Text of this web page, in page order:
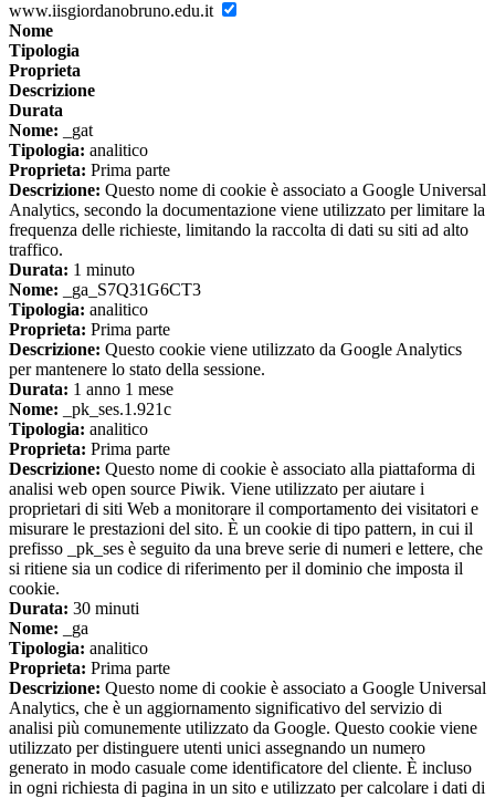
www.iisgiordanobruno.edu.it
Nome
Tipologia
Proprieta
Descrizione
Durata
Nome: _gat
Tipologia: analitico
Proprieta: Prima parte
Descrizione: Questo nome di cookie è associato a Google Universal
Analytics, secondo la documentazione viene utilizzato per limitare la
frequenza delle richieste, limitando la raccolta di dati su siti ad alto
traffico.
Durata: 1 minuto
Nome: _ga_S7Q31G6CT3
Tipologia: analitico
Proprieta: Prima parte
Descrizione: Questo cookie viene utilizzato da Google Analytics
per mantenere lo stato della sessione.
Durata: 1 anno 1 mese
Nome: _pk_ses.1.921c
Tipologia: analitico
Proprieta: Prima parte
Descrizione: Questo nome di cookie è associato alla piattaforma di
analisi web open source Piwik. Viene utilizzato per aiutare i
proprietari di siti Web a monitorare il comportamento dei visitatori e
misurare le prestazioni del sito. È un cookie di tipo pattern, in cui il
prefisso _pk_ses è seguito da una breve serie di numeri e lettere, che
si ritiene sia un codice di riferimento per il dominio che imposta il
cookie.
Durata: 30 minuti
Nome: _ga
Tipologia: analitico
Proprieta: Prima parte
Descrizione: Questo nome di cookie è associato a Google Universal
Analytics, che è un aggiornamento significativo del servizio di
analisi più comunemente utilizzato da Google. Questo cookie viene
utilizzato per distinguere utenti unici assegnando un numero
generato in modo casuale come identificatore del cliente. È incluso
in ogni richiesta di pagina in un sito e utilizzato per calcolare i dati di